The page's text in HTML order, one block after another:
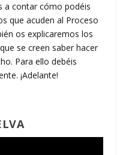
a contar cómo podéis
que acuden al Proceso
os explicaremos los
se creen saber hacer
Para ello debéis
¡Adelante!